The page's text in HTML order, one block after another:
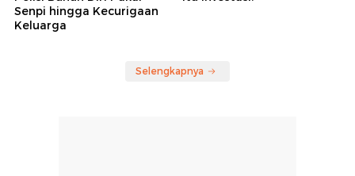
Senpi hingga Kecurigaan
Keluarga
Selengkapnya